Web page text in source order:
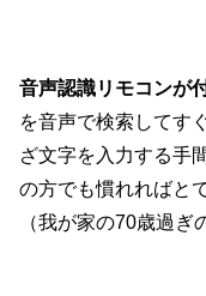
音声認識リモコンが
を音声で検索してす
ざ文字を入力する手
の方でも慣れればと
（我が家の70歳過